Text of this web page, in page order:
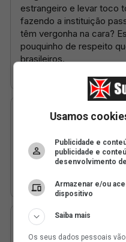
Usamos
Publicidade e
publicidade e
desenvolvimento
Armazenar e/ou
dispositivo
Saiba mais
Os seus dados pessoais